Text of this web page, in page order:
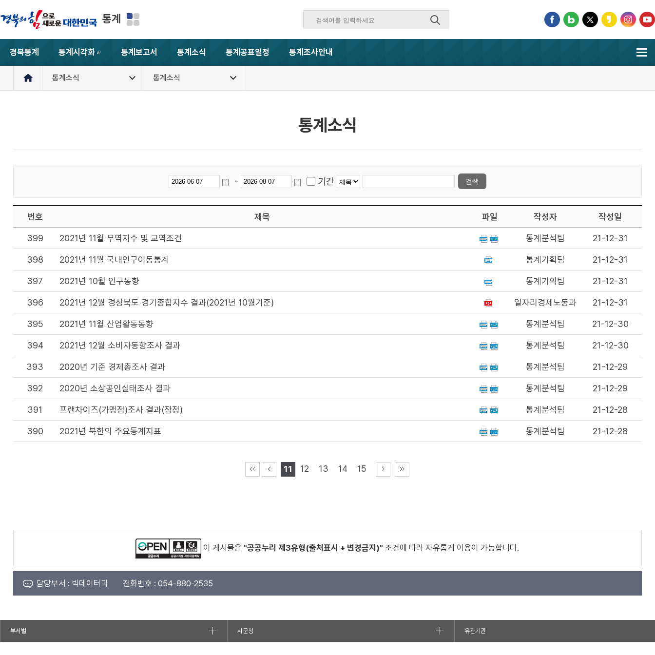
통계
경북통계
통계시각화
새창
통계보고서 통계소식 통계공표일정 통계조사안내
통계소식 통계소식
통계소식
- 기간
번호 제목 파일 작성자 작성일
399 2021년 11월 무역지수 및 교역조건 통계분석팀 21-12-31
398 2021년 11월 국내인구이동통계 통계기획팀 21-12-31
397 2021년 10월 인구동향 통계기획팀 21-12-31
396 2021년 12월 경상북도 경기종합지수 결과(2021년 10월기준) 일자리경제노동과 21-12-31
395 2021년 11월 산업활동동향 통계분석팀 21-12-30
394 2021년 12월 소비자동향조사 결과 통계분석팀 21-12-30
393 2020년 기준 경제총조사 결과 통계분석팀 21-12-29
392 2020년 소상공인실태조사 결과 통계분석팀 21-12-29
391 프랜차이즈(가맹점)조사 결과(잠정) 통계분석팀 21-12-28
390 2021년 북한의 주요통계지표 통계분석팀 21-12-28
11 12 13 14 15
이 게시물은 "공공누리 제3유형(출처표시 + 변경금지)" 조건에 따라 자유롭게 이용이 가능합니다.
담당부서 : 빅데이터과 전화번호 : 054-880-2535
부서별 시군청 유관기관